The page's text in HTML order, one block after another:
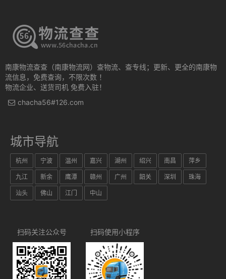
南康物流查查（南康物流网）查物流、查专线；更新、更全的南康物
流信息，免费查询，不限次数 ！
物流企业、送货司机 免费入驻！
chacha56#126.com
城市导航
杭州 宁波 温州 嘉兴 湖州 绍兴 南昌 萍乡
九江 新余 鹰潭 赣州 广州 韶关 深圳 珠海
汕头 佛山 江门 中山
扫码关注公众号 扫码使用小程序